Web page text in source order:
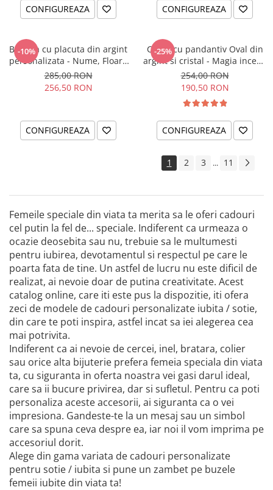
CONFIGUREAZA CONFIGUREAZA
-10%
Bratara cu placuta din argint
personalizata - Nume, Floare
& Cristal
285,00 RON
256,50 RON
CONFIGUREAZA
-25%
Colier cu pandantiv Oval din
argint si cristal - Magia incepe
cu tine
254,00 RON
190,50 RON
CONFIGUREAZA
1 2 3 ... 11
Femeile speciale din viata ta merita sa le oferi cadouri
cel putin la fel de... speciale. Indiferent ca urmeaza o
ocazie deosebita sau nu, trebuie sa le multumesti
pentru iubirea, devotamentul si respectul pe care le
poarta fata de tine. Un astfel de lucru nu este dificil de
realizat, ai nevoie doar de putina creativitate. Acest
catalog online, care iti este pus la dispozitie, iti ofera
zeci de modele de cadouri personalizate iubita / sotie,
din care te poti inspira, astfel incat sa iei alegerea cea
mai potrivita.
Indiferent ca ai nevoie de cercei, inel, bratara, colier
sau orice alta bijuterie prefera femeia speciala din viata
ta, cu siguranta in oferta noastra vei gasi darul ideal,
care sa ii bucure privirea, dar si sufletul. Pentru ca poti
personaliza aceste accesorii, ai siguranta ca o vei
impresiona. Gandeste-te la un mesaj sau un simbol
care sa spuna ceva despre ea, iar noi il vom imprima pe
accesoriul dorit.
Alege din gama variata de cadouri personalizate
pentru sotie / iubita si pune un zambet pe buzele
femeii iubite din viata ta!